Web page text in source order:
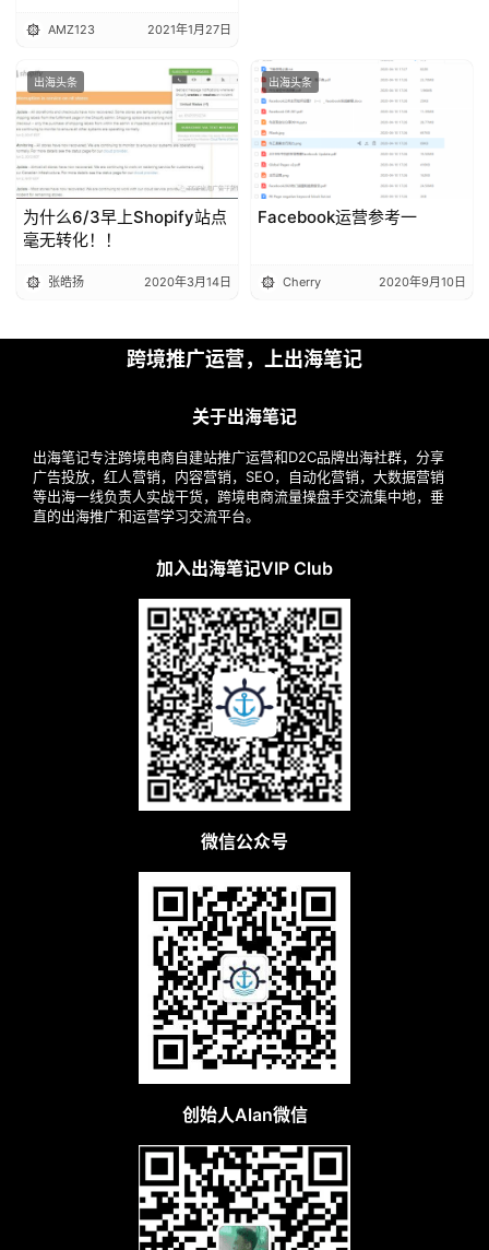
AMZ123 2021年1月27日
出海头条
为什么6/3早上Shopify站点
毫无转化！！
张皓扬 2020年3月14日
出海头条
Facebook运营参考一
Cherry 2020年9月10日
跨境推广运营，上出海笔记
关于出海笔记
出海笔记专注跨境电商自建站推广运营和D2C品牌出海社群，分享
广告投放，红人营销，内容营销，SEO，自动化营销，大数据营销
等出海一线负责人实战干货，跨境电商流量操盘手交流集中地，垂
直的出海推广和运营学习交流平台。
加入出海笔记VIP Club
微信公众号
创始人Alan微信